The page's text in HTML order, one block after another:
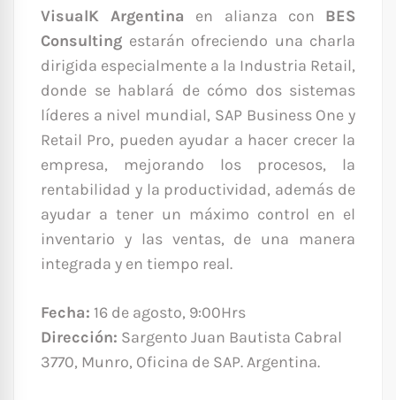
VisualK Argentina en alianza con BES
Consulting estarán ofreciendo una charla
dirigida especialmente a la Industria Retail,
donde se hablará de cómo dos sistemas
líderes a nivel mundial, SAP Business One y
Retail Pro, pueden ayudar a hacer crecer la
empresa, mejorando los procesos, la
rentabilidad y la productividad, además de
ayudar a tener un máximo control en el
inventario y las ventas, de una manera
integrada y en tiempo real.
Fecha: 16 de agosto, 9:00Hrs
Dirección: Sargento Juan Bautista Cabral
3770, Munro, Oficina de SAP. Argentina.